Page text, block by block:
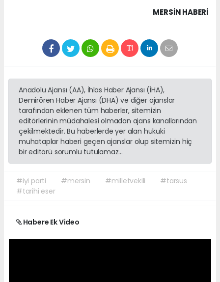
MERSIN HABERİ
Anadolu Ajansı (AA), İhlas Haber Ajansı (İHA),
Demirören Haber Ajansı (DHA) ve diğer ajanslar
tarafından eklenen tüm haberler, sitemizin
editörlerinin müdahalesi olmadan ajans kanallarından
çekilmektedir. Bu haberlerde yer alan hukuki
muhataplar haberi geçen ajanslar olup sitemizin hiç
bir editörü sorumlu tutulamaz...
#iyi parti #mersin #milletvekili
#tarsus
#tarihi eser
Habere Ek Video